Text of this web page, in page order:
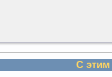
С